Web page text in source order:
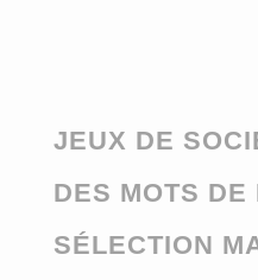
JEUX DE
DES MOTS DE
SÉLECTION